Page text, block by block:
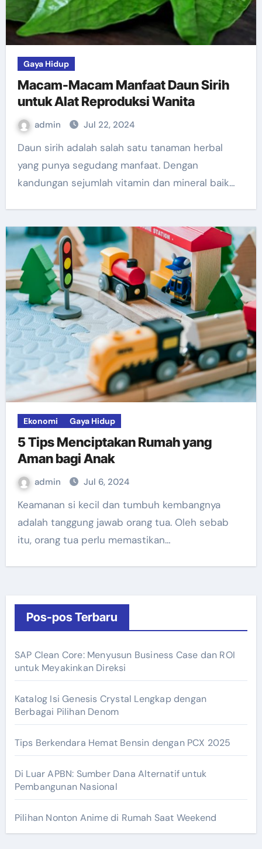
Gaya Hidup
Macam-Macam Manfaat Daun Sirih
untuk Alat Reproduksi Wanita
admin Jul 22, 2024
Daun sirih adalah salah satu tanaman herbal
yang punya segudang manfaat. Dengan
kandungan sejumlah vitamin dan mineral baik…
Ekonomi Gaya Hidup
5 Tips Menciptakan Rumah yang
Aman bagi Anak
admin Jul 6, 2024
Keamanan si kecil dan tumbuh kembangnya
adalah tanggung jawab orang tua. Oleh sebab
itu, orang tua perlu memastikan…
Pos-pos Terbaru
SAP Clean Core: Menyusun Business Case dan ROI
untuk Meyakinkan Direksi
Katalog Isi Genesis Crystal Lengkap dengan
Berbagai Pilihan Denom
Tips Berkendara Hemat Bensin dengan PCX 2025
Di Luar APBN: Sumber Dana Alternatif untuk
Pembangunan Nasional
Pilihan Nonton Anime di Rumah Saat Weekend